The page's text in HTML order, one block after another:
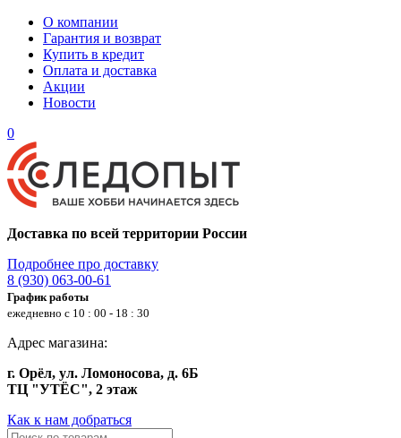
О компании
Гарантия и возврат
Купить в кредит
Оплата и доставка
Акции
Новости
0
Доставка по всей территории России
Подробнее про доставку
8 (930) 063-00-61
График работы
ежедневно с 10 : 00 - 18 : 30
Адрес магазина:
г. Орёл, ул. Ломоносова, д. 6Б
ТЦ "УТЁС", 2 этаж
Как к нам добраться